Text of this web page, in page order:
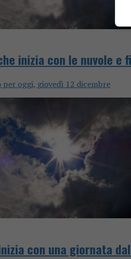
inizia con le nuvole e
oggi, giovedì 12 dicembre
con una giornata